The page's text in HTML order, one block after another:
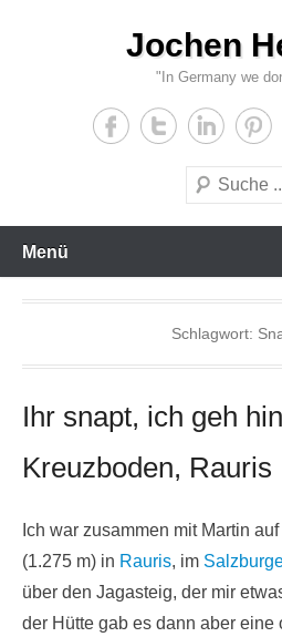
Jochen
"In Germany we
Suche
Menü
Schlagwort:
Ihr snapt, ich geh
Kreuzboden, Rauris
Ich war zusammen mit Martin
(1.275 m) in Rauris, im
über den Jagasteig, der mir
der Hütte gab es dann aber eine